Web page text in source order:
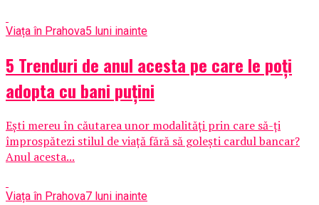
Viața în Prahova5 luni inainte
5 Trenduri de anul acesta pe care le poți
adopta cu bani puțini
Ești mereu în căutarea unor modalități prin care să-ți
împrospătezi stilul de viață fără să golești cardul bancar?
Anul acesta...
Viața în Prahova7 luni inainte